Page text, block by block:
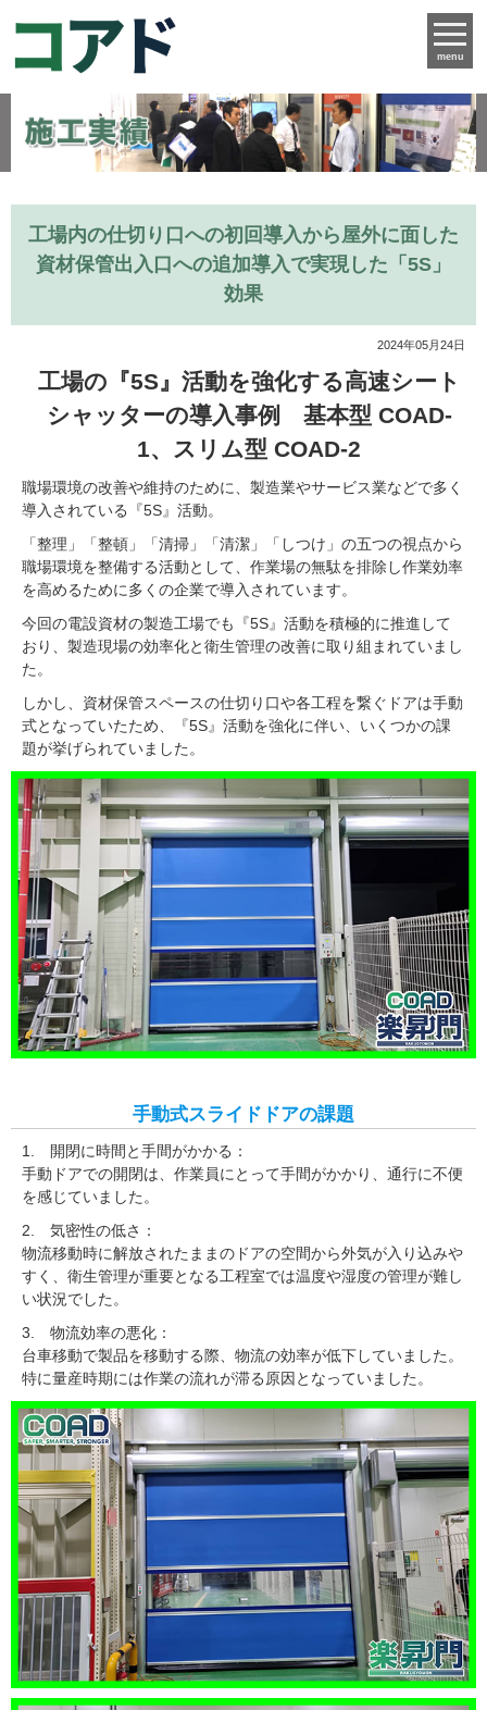
menu
工場内の仕切り口への初回導入から屋外に面した
資材保管出入口への追加導入で実現した「5S」
効果
2024年05月24日
工場の『5S』活動を強化する高速シート
シャッターの導入事例 基本型 COAD-
1、スリム型 COAD-2
職場環境の改善や維持のために、製造業やサービス業などで多く
導入されている『5S』活動。
「整理」「整頓」「清掃」「清潔」「しつけ」の五つの視点から
職場環境を整備する活動として、作業場の無駄を排除し作業効率
を高めるために多くの企業で導入されています。
今回の電設資材の製造工場でも『5S』活動を積極的に推進して
おり、製造現場の効率化と衛生管理の改善に取り組まれていまし
た。
しかし、資材保管スペースの仕切り口や各工程を繋ぐドアは手動
式となっていたため、『5S』活動を強化に伴い、いくつかの課
題が挙げられていました。
手動式スライドドアの課題
1. 開閉に時間と手間がかかる：
手動ドアでの開閉は、作業員にとって手間がかかり、通行に不便
を感じていました。
2. 気密性の低さ：
物流移動時に解放されたままのドアの空間から外気が入り込みや
すく、衛生管理が重要となる工程室では温度や湿度の管理が難し
い状況でした。
3. 物流効率の悪化：
台車移動で製品を移動する際、物流の効率が低下していました。
特に量産時期には作業の流れが滞る原因となっていました。